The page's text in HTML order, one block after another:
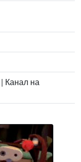
| Канал на